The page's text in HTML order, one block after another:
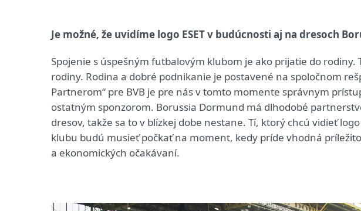
Je možné, že uvidíme logo ESET v budúcnosti aj na dresoch
Spojenie s úspešným futbalovým klubom je ako prijatie do rodiny.
rodiny. Rodina a dobré podnikanie je postavené na spoločnom
Partnerom“ pre BVB je pre nás v tomto momente správnym
ostatným sponzorom. Borussia Dormund má dlhodobé
dresov, takže sa to v blízkej dobe nestane. Tí, ktorý chcú vidieť
klubu budú musieť počkať na moment, kedy príde vhodná
a ekonomických očakávaní.